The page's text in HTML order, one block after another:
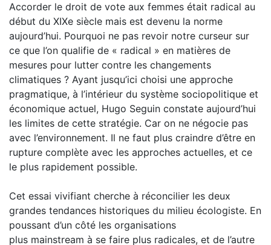
Accorder le droit de vote aux femmes était radical au
début du XIXe siècle mais est devenu la norme
aujourd’hui. Pourquoi ne pas revoir notre curseur sur
ce que l’on qualifie de « radical » en matières de
mesures pour lutter contre les changements
climatiques ? Ayant jusqu’ici choisi une approche
pragmatique, à l’intérieur du système sociopolitique et
économique actuel, Hugo Seguin constate aujourd’hui
les limites de cette stratégie. Car on ne négocie pas
avec l’environnement. Il ne faut plus craindre d’être en
rupture complète avec les approches actuelles, et ce
le plus rapidement possible.
Cet essai vivifiant cherche à réconcilier les deux
grandes tendances historiques du milieu écologiste. En
poussant d’un côté les organisations
plus mainstream à se faire plus radicales, et de l’autre